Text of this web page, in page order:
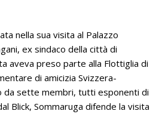
nella sua visita al Palazzo
ex sindaco della città di
aveva preso parte alla Flottiglia di
di amicizia Svizzera-
da sette membri, tutti esponenti di
Blick, Sommaruga difende la visita